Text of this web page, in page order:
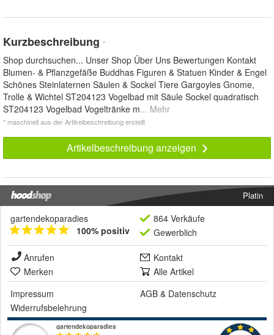
Kurzbeschreibung *
Shop durchsuchen... Unser Shop Über Uns Bewertungen Kontakt
Blumen- & Pflanzgefäße Buddhas Figuren & Statuen Kinder & Engel
Schönes Steinlaternen Säulen & Sockel Tiere Gargoyles Gnome,
Trolle & Wichtel ST204123 Vogelbad mit Säule Sockel quadratisch
ST204123 Vogelbad Vogeltränke m... Mehr
* maschinell aus der Artikelbeschreibung erstellt
Artikelbeschreibung anzeigen
Platin
gartendekoparadies
100% positiv
864 Verkäufe
Gewerblich
Anrufen
Kontakt
Merken
Alle Artikel
Impressum
AGB & Datenschutz
Widerrufsbelehrung